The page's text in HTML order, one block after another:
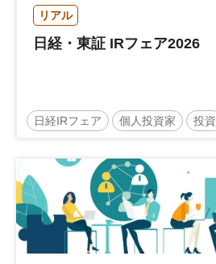
リアル
日経・東証 IRフェア2026
日経IRフェア 個人投資家 投資
参加無料